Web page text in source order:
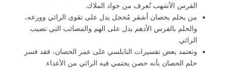
الفرس الأشهب تُعرف من جواد الملاك.
من يحلم بحصان أشقر مُحجل يدل على تقوى الرائي وورعه،
والحلم بالفرس الأدهم يدل على الهم والمصائب التي تصيب
الرائي.
وتعتمد بعض تفسيرات النابلسي على عمر الحصان، فقد فسر
حلم الحصان بأنه حصن يحتمي فيه الرائي من الأعداء.